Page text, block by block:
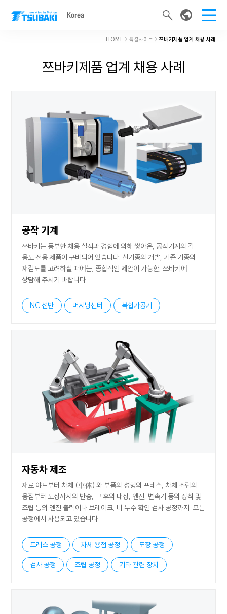
Korea
HOME > 특설사이트 > 쯔바키제품 업계 채용 사례
쯔바키제품 업계 채용 사례
공작 기계
쯔바키는 풍부한 채용 실적과 경험에 의해 쌓아온, 공작기계의 각
용도 전용 제품이 구비되어 있습니다. 신기종의 개발, 기존 기종의
재검토를 고려하실 때에는, 종합적인 제안이 가능한, 쯔바키에
상담해 주시기 바랍니다.
NC 선반 머시닝센터 복합가공기
자동차 제조
재료 야드부터 차체 (車体) 와 부품의 성형의 프레스, 차체 조립의
용접부터 도장까지의 반송, 그 후의 내장, 엔진, 변속기 등의 장착 및
조립 등의 엔진 출력이나 브레이크, 비 누수 확인 검사 공정까지. 모든
공정에서 사용되고 있습니다.
프레스 공정 차체 용접 공정 도장 공정
검사 공정 조립 공정 기타 관련 장치